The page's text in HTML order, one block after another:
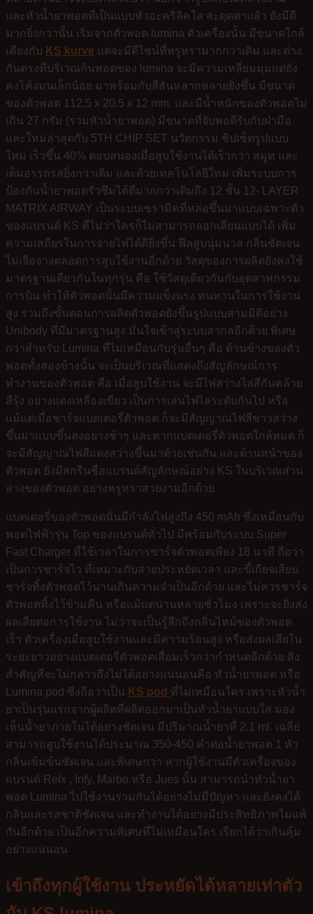
และหัวน้ำยาพอตที่เป็นแบบหัวอะคริลิคใส สะดุดตาแล้ว ยังมีดี
มากยิ่งกว่านั้น เริ่มจากตัวพอต lumina ตัวเครื่องนั้น มีขนาดใกล้
เคียงกับ KS kurve แต่จะมีดีไซน์ที่หรูหรามากกว่าเดิม และต่าง
กันตรงที่บริเวณก้นพอตของ lumina จะมีความเหลี่ยมมุมแต่ยัง
คงโค้งมนเล็กน้อย มาพร้อมกับสีสันหลากหลายยิ่งขึ้น มีขนาด
ของตัวพอต 112.5 x 20.5 x 12 mm. และมีน้ำหนักของตัวพอตไม่
เกิน 27 กรัม (รวมหัวน้ำยาพอต) มีขนาดที่จับพอดีรับกับฝ่ามือ
และใหม่ล่าสุดกับ 5TH CHIP SET นวัตกรรม ชิปเซ็ตรูปแบบ
ใหม่ เร็วขึ้น 40% ตอบสนองเมื่อสูบใช้งานได้เร็วกว่า สมูท และ
เต็มอรรถรสยิ่งกว่าเดิม และด้วยเทคโนโลยีใหม่ เพิ่มระบบการ
ป้องกันน้ำยาพอตรั่วซึมได้ดีมากกว่าเดิมถึง 12 ชั้น 12- LAYER
MATRIX AIRWAY เป็นระบบเซรามิคที่หล่อขึ้นมาแบบเฉพาะตัว
ของแบรนด์ KS ที่ไม่ว่าใครก็ไม่สามารถลอกเลียนแบบได้ เพิ่ม
ความเสถียรในการจ่ายไฟได้ดียิ่งขึ้น ฟีลสูบนุ่มนวล กลิ่นชัดเจน
ไม่เจือจางตลอดการสูบใช้งานอีกด้วย วัสดุของการผลิตยังคงใช้
มาตรฐานเดียวกันในทุกรุ่น คือ ใช้วัสดุเดียวกันกับอุตสาหกรรม
การบิน ทำให้ตัวพอตนั้นมีความแข็งแรง ทนทานในการใช้งาน
สูง รวมถึงขั้นตอนการผลิตตัวพอตยังขึ้นรูปแบบสามมิติอย่าง
Unibody ที่มีมาตรฐานสูง มั่นใจเข้าสู่ระบบสากลอีกด้วย พิเศษ
กว่าสำหรับ Lumina ที่ไม่เหมือนกับรุ่นอื่นๆ คือ ด้านข้างของตัว
พอตทั้งสองข้างนั้น จะเป็นบริเวณที่แสดงถึงสัญลักษณ์การ
ทำงานของตัวพอต คือ เมื่อสูบใช้งาน จะมีไฟสว่างไล่สีกันคล้าย
สีรุ้ง อย่างแดงเหลืองเขียว เป็นการเล่นไฟไล่ระดับกันไป หรือ
แม้แต่เมื่อชาร์จแบตเตอรี่ตัวพอต ก็จะมีสัญญาณไฟสีขาวสว่าง
ขึ้นมาแบบขึ้นลงอย่างช้าๆ และหากแบตเตอรี่ตัวพอตใกล้หมด ก็
จะมีสัญญาณไฟสีแดงสว่างขึ้นมาด้วยเช่นกัน และด้านหน้าของ
ตัวพอต ยังมีสกรีนชื่อแบรนด์สัญลักษณ์อย่าง KS ในบริเวณส่วน
ล่างของตัวพอต อย่างหรูหราสวยงามอีกด้วย
แบตเตอรี่ของตัวพอตนั้นมีกำลังไฟสูงถึง 450 mAh ซึ่งเหมือนกับ
พอตไฟฟ้ารุ่น Top ของแบรนด์ทั่วไป มีพร้อมกับระบบ Super
Fast Charger ที่ใช้เวลาในการชาร์จตัวพอตเพียง 18 นาที ถือว่า
เป็นการชาร์จไว ที่เหมาะกับสายประหยัดเวลา และขี้เกียจเสียบ
ชาร์จทิ้งตัวพอตไว้นานเกินความจำเป็นอีกด้วย และไม่ควรชาร์จ
ตัวพอตทิ้งไว้ข้ามคืน หรือแม้แต่นานหลายชั่วโมง เพราะจะยิ่งส่ง
ผลเสียต่อการใช้งาน ไม่ว่าจะเป็นรู้สึกถึงกลิ่นไหม้ของตัวพอต
เร็ว ตัวเครื่องเมื่อสูบใช้งานและมีความร้อนสูง หรือส่งผลเสียใน
ระยะยาวอย่างแบตเตอรี่ตัวพอตเสื่อมเร็วกว่ากำหนดอีกด้วย สิ่ง
สำคัญที่จะไม่กล่าวถึงไม่ได้อย่างแน่นอนคือ หัวน้ำยาพอต หรือ
Lumina pod ซึ่งถือว่าเป็น KS pod ที่ไม่เหมือนใคร เพราะหัวน้ำ
ยาเป็นรุ่นแรกจากผู้ผลิตที่ผลิตออกมาเป็นหัวน้ำยาแบบใส มอง
เห็นน้ำยาภายในได้อย่างชัดเจน มีปริมาณน้ำยาที่ 2.1 ml. เฉลี่ย
สามารถสูบใช้งานได้ประมาณ 350-450 คำต่อน้ำยาพอต 1 หัว
กลิ่นเข้มข้นชัดเจน และพิเศษกว่า หากผู้ใช้งานมีตัวเครื่องของ
แบรนด์ Relx , Infy, Marbo หรือ Jues นั้น สามารถนำหัวน้ำยา
พอต Lumina ไปใช้งานร่วมกันได้อย่างไม่มีปัญหา และยังคงได้
กลิ่นและรสชาติชัดเจน และทำงานได้อย่างมีประสิทธิภาพไม่แพ้
กันอีกด้วย เป็นอีกความพิเศษที่ไม่เหมือนใคร เรียกได้ว่าเกินคุ้ม
อย่างแน่นอน
เข้าถึงทุกผู้ใช้งาน ประหยัดได้หลายเท่าตัว